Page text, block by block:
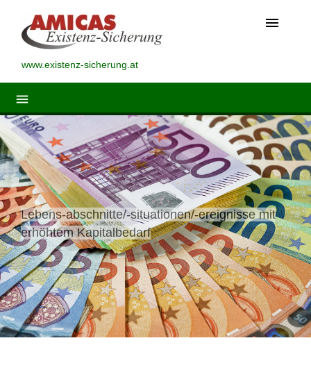
menu
www.existenz-sicherung.at
menu
Lebens-abschnitte/-situationen/-ereignisse mit
erhöhtem Kapitalbedarf